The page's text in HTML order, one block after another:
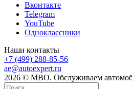
Вконтакте
Telegram
YouTube
Одноклассники
Наши контакты
+7 (499) 288-85-56
ae@autoexpert.ru
2026 © МВО. Обслуживаем